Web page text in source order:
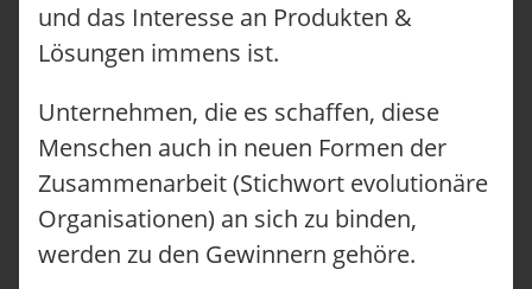
und das Interesse an Produkten &
Lösungen immens ist.
Unternehmen, die es schaffen, diese
Menschen auch in neuen Formen der
Zusammenarbeit (Stichwort evolutionäre
Organisationen) an sich zu binden,
werden zu den Gewinnern gehöre.